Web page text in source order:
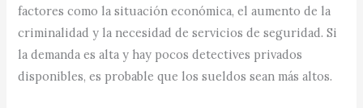
factores como la situación económica, el aumento de la
criminalidad y la necesidad de servicios de seguridad. Si
la demanda es alta y hay pocos detectives privados
disponibles, es probable que los sueldos sean más altos.